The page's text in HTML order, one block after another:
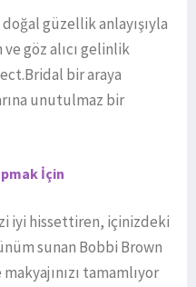
güzellik anlayışıyla
göz alıcı gelinlik
bir araya
unutulmaz bir
İçin
iyi hissettiren, içinizdeki
sunan Bobbi Brown
tamamlıyor